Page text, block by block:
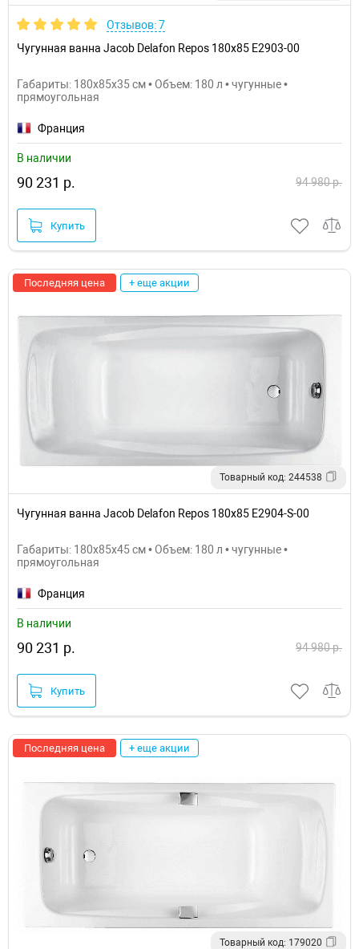
Отзывов: 7
Чугунная ванна Jacob Delafon Repos 180x85 E2903-00
Габариты: 180x85x35 см • Объем: 180 л • чугунные •
прямоугольная
Франция
В наличии
90 231 р. 94 980 р.
Купить
Последняя цена + еще акции
Товарный код: 244538
Чугунная ванна Jacob Delafon Repos 180x85 E2904-S-00
Габариты: 180x85x45 см • Объем: 180 л • чугунные •
прямоугольная
Франция
В наличии
90 231 р. 94 980 р.
Купить
Последняя цена + еще акции
Товарный код: 179020